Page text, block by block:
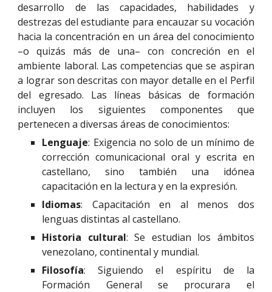
desarrollo de las capacidades, habilidades y
destrezas del estudiante para encauzar su vocación
hacia la concentración en un área del conocimiento
–o quizás más de una– con concreción en el
ambiente laboral. Las competencias que se aspiran
a lograr son descritas con mayor detalle en el Perfil
del egresado. Las líneas básicas de formación
incluyen los siguientes componentes que
pertenecen a diversas áreas de conocimientos:
Lenguaje: Exigencia no solo de un mínimo de
corrección comunicacional oral y escrita en
castellano, sino también una idónea
capacitación en la lectura y en la expresión.
Idiomas: Capacitación en al menos dos
lenguas distintas al castellano.
Historia cultural: Se estudian los ámbitos
venezolano, continental y mundial.
Filosofía: Siguiendo el espíritu de la
Formación General se procurara el